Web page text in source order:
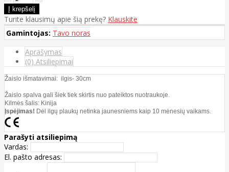
Turite klausimų apie šią prekę? Klauskite
Gamintojas: Tavo noras
Aprašymas
(0) Atsiliepimai
Žaislo išmatavimai: ilgis- 30cm
Žaislo spalva gali šiek tiek skirtis nuo pateiktos nuotraukoje.
Kilmės šalis: Kinija
Įspėjimas! Dėl ilgų plaukų netinka jaunesniems kaip 10 mėnesių vaikams.
Parašyti atsiliepimą
Vardas:
El. pašto adresas: